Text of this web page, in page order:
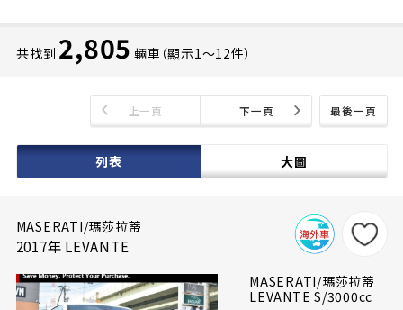
共找到 2,805 輛車（顯示1〜12件）
最後一頁
上一頁 下一頁
列表 大圖
MASERATI/瑪莎拉蒂
2017年 LEVANTE
MASERATI/瑪莎拉蒂
LEVANTE S/3000cc